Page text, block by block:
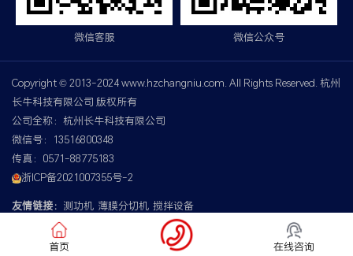
微信客服 微信公众号
Copyright © 2013-2024 www.hzchangniu.com. All Rights Reserved. 杭州
长牛科技有限公司 版权所有
公司全称：杭州长牛科技有限公司
微信号：13516800348
传真：0571-88775183
浙ICP备2021007355号-2
友情链接： 测功机 薄膜分切机 搅拌设备
首页 在线咨询